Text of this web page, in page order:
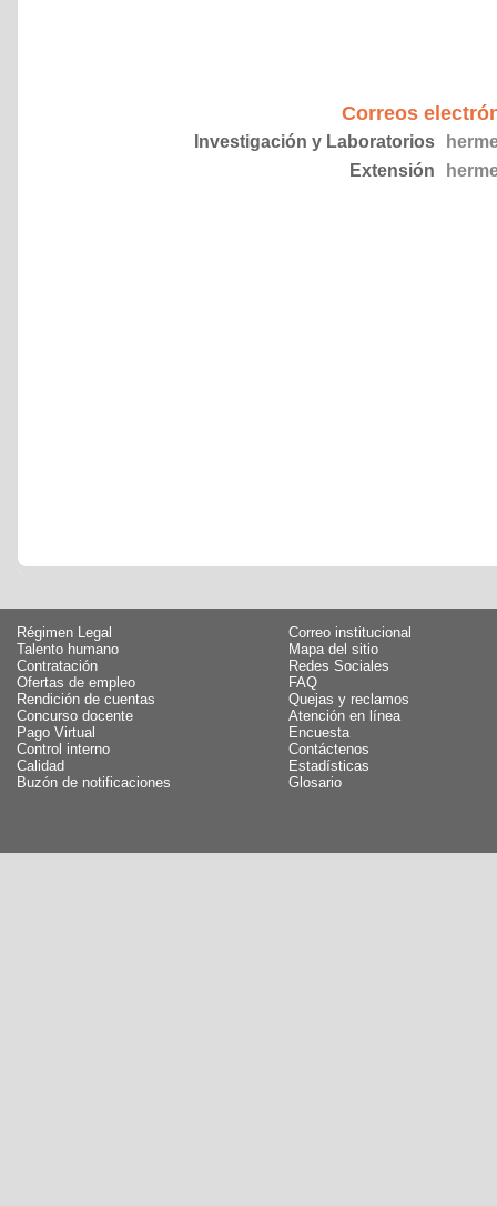
Correos
Investigación y Laboratorios
Extensión
Régimen Legal
Talento humano
Contratación
Ofertas de empleo
Rendición de cuentas
Concurso docente
Pago Virtual
Control interno
Calidad
Buzón de notificaciones
Correo institucional
Mapa del sitio
Redes Sociales
FAQ
Quejas y reclamos
Atención en línea
Encuesta
Contáctenos
Estadísticas
Glosario